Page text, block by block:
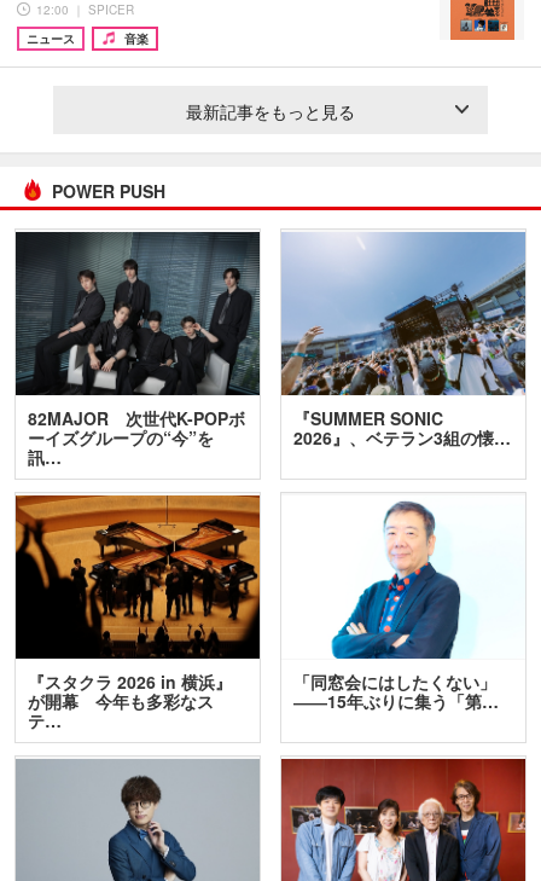
12:00 ｜ SPICER
ニュース
音楽
最新記事をもっと見る
POWER PUSH
82MAJOR 次世代K-POPボ
ーイズグループの“今”を
訊…
『SUMMER SONIC
2026』、ベテラン3組の懐…
『スタクラ 2026 in 横浜』
が開幕 今年も多彩なス
テ…
「同窓会にはしたくない」
――15年ぶりに集う「第…